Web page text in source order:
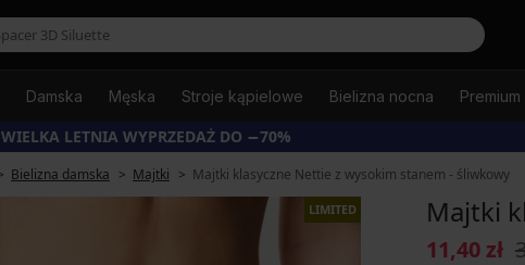
Damska Męska Stroje kąpielowe Bielizna nocna Premium
WIELKA LETNIA WYPRZEDAŻ DO −70%
Bielizna damska Majtki Majtki klasyczne Nettie z wysokim stanem - śliwkowy
LIMITED Majtki
11,40 zł